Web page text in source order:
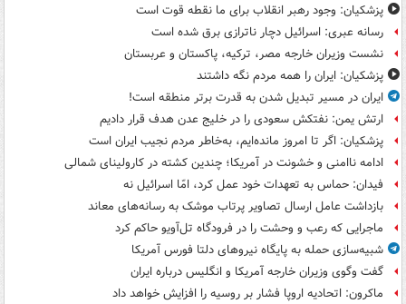
پزشکیان: وجود رهبر انقلاب برای ما نقطه قوت است
رسانه عبری: اسرائیل دچار ناترازی برق شده است
نشست وزیران خارجه مصر، ترکیه، پاکستان و عربستان
پزشکیان: ایران را همه مردم نگه داشتند
ایران در مسیر تبدیل شدن به قدرت برتر منطقه است!
ارتش یمن: نفتکش سعودی را در خلیج عدن هدف قرار دادیم
پزشکیان: اگر تا امروز مانده‌ایم، به‌خاطر مردم نجیب ایران است
ادامه ناامنی و خشونت در آمریکا؛ چندین کشته در کارولینای شمالی
فیدان: حماس به تعهدات خود عمل کرد، امّا اسرائیل نه
بازداشت عامل ارسال تصاویر پرتاب موشک به رسانه‌های معاند
ماجرایی که رعب و وحشت را در فرودگاه تل‌آویو حاکم کرد
شبیه‌سازی حمله به پایگاه نیروهای دلتا فورس آمریکا
گفت وگوی وزیران خارجه آمریکا و انگلیس درباره ایران
ماکرون: اتحادیه اروپا فشار بر روسیه را افزایش خواهد داد